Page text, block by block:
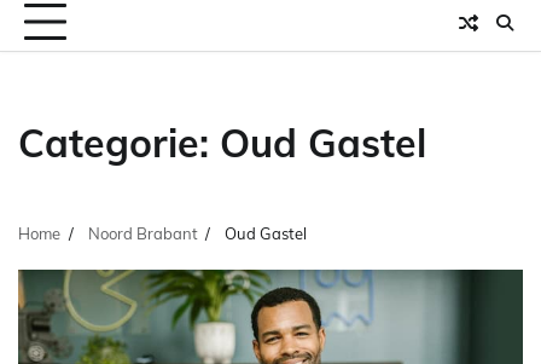
Categorie: Oud Gastel
Home Noord Brabant Oud Gastel